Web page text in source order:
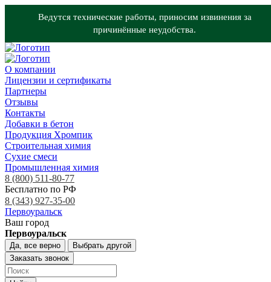
Ведутся технические работы, приносим извинения за
причинённые неудобства.
О компании
Лицензии и сертификаты
Партнеры
Отзывы
Контакты
Добавки в бетон
Продукция Хромпик
Строительная химия
Сухие смеси
Промышленная химия
8 (800) 511-80-77
Бесплатно по РФ
8 (343) 927-35-00
Первоуральск
Ваш город
Первоуральск
Да, все верно
Выбрать другой
Заказать звонок